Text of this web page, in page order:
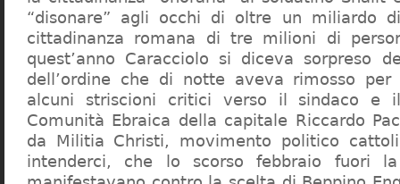
“disonare” agli occhi di oltre un miliardo
cittadinanza romana di tre milioni di
quest’anno Caracciolo si diceva sorpreso
dell’ordine che di notte aveva rimosso
alcuni striscioni critici verso il sindaco e
Comunità Ebraica della capitale Riccardo
da Militia Christi, movimento politico
intenderci, che lo scorso febbraio fuori